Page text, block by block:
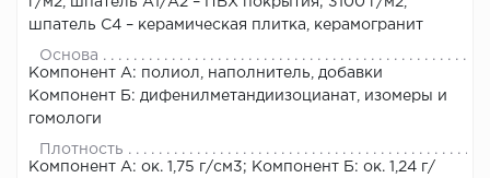
шпатель С4 – керамическая плитка, керамогранит
Основа
Компонент А: полиол, наполнитель, добавки
Компонент Б: дифенилметандиизоцианат, изомеры и
гомологи
Плотность
Компонент А: ок. 1,75 г/см3; Компонент Б: ок. 1,24 г/